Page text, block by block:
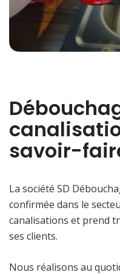
savoir-
La société SD
confirmée dans le
canalisations et prend
ses clients.
Nous réalisons au